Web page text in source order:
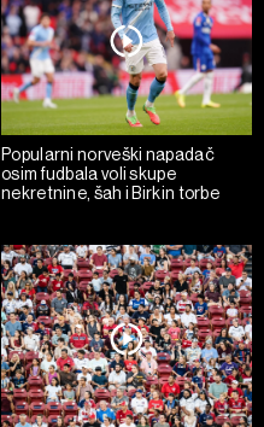
Popularni norveški napadač
osim fudbala voli skupe
nekretnine, šah i Birkin torbe